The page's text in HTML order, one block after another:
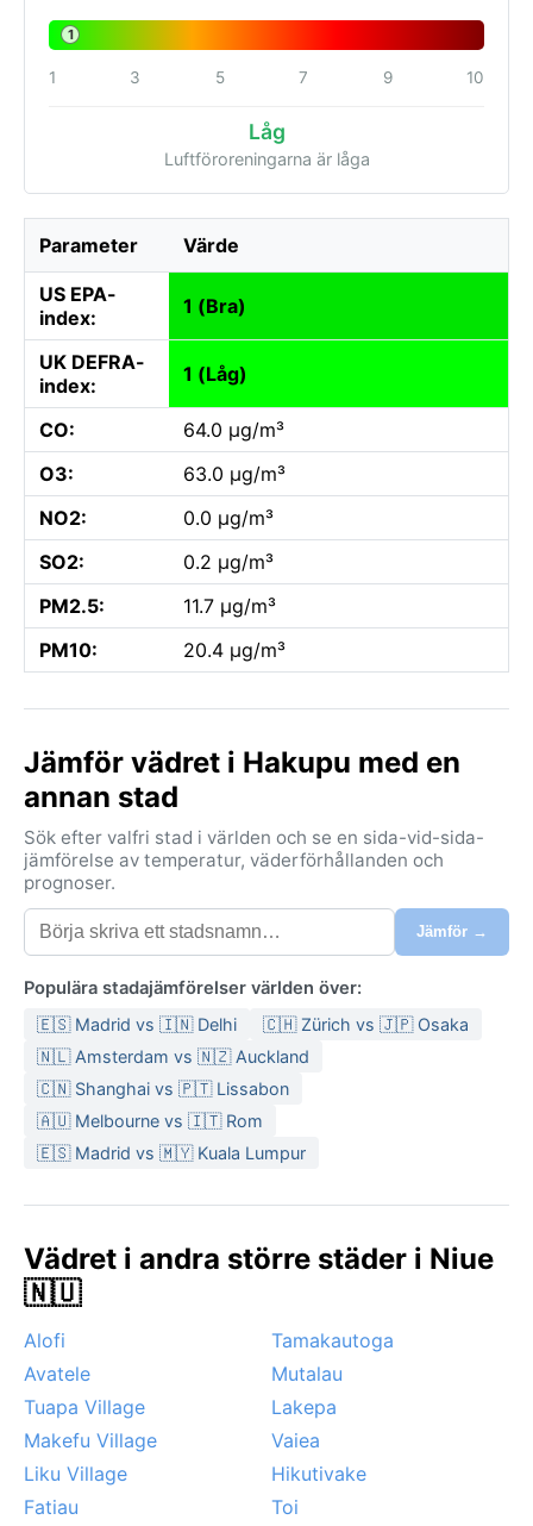
1
1 3 5 7 9 10
Låg
Luftföroreningarna är låga
Parameter Värde
US EPA-
index:
1 (Bra)
UK DEFRA-
index:
1 (Låg)
CO:
64.0 µg/m³
O3:
63.0 µg/m³
NO2:
0.0 µg/m³
SO2:
0.2 µg/m³
PM2.5:
11.7 µg/m³
PM10:
20.4 µg/m³
Jämför vädret i Hakupu med en
annan stad
Sök efter valfri stad i världen och se en sida-vid-sida-
jämförelse av temperatur, väderförhållanden och
prognoser.
Jämför →
Populära stadajämförelser världen över:
🇪🇸 Madrid vs 🇮🇳 Delhi
🇨🇭 Zürich vs 🇯🇵 Osaka
🇳🇱 Amsterdam vs 🇳🇿 Auckland
🇨🇳 Shanghai vs 🇵🇹 Lissabon
🇦🇺 Melbourne vs 🇮🇹 Rom
🇪🇸 Madrid vs 🇲🇾 Kuala Lumpur
Vädret i andra större städer i Niue
🇳🇺
Alofi
Tamakautoga
Avatele
Mutalau
Tuapa Village
Lakepa
Makefu Village
Vaiea
Liku Village
Hikutivake
Fatiau
Toi